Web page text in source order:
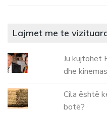
Lajmet me te
Ju kujtohet
dhe
Cila është
botë?